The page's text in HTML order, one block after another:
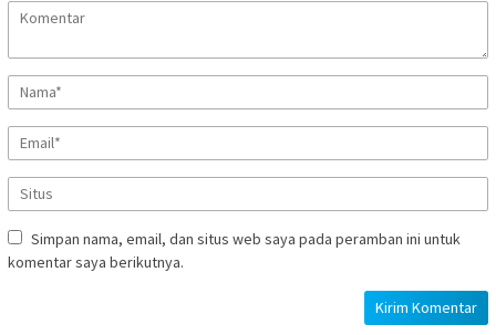
Simpan nama, email, dan situs web saya pada peramban ini untuk
komentar saya berikutnya.